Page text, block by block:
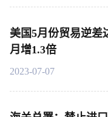
美国5月份贸易逆差
月增1.3倍
2023-07-07